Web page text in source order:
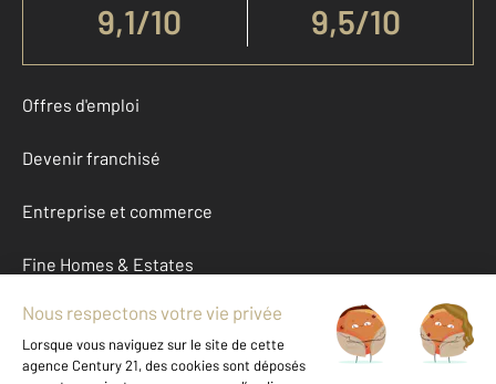
9,1/10 9,5/10
Offres d'emploi
Devenir franchisé
Entreprise et commerce
Fine Homes & Estates
À propos
International